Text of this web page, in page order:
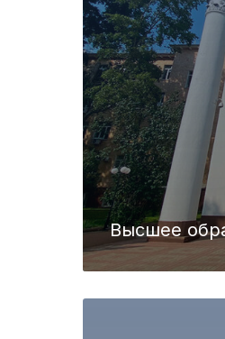
Высшее